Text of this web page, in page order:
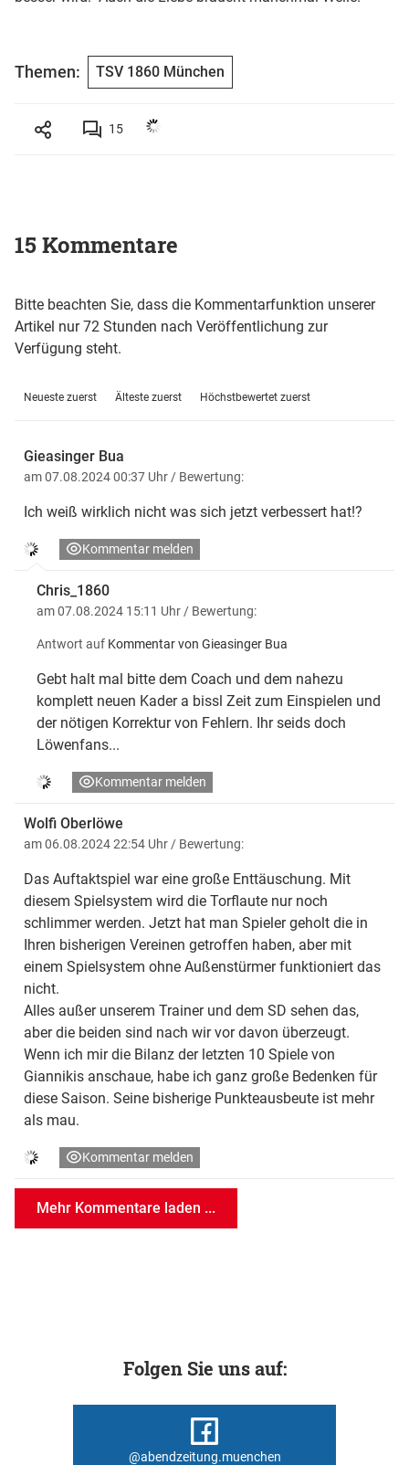
Themen: TSV 1860 München
15
15 Kommentare
Bitte beachten Sie, dass die Kommentarfunktion unserer
Artikel nur 72 Stunden nach Veröffentlichung zur
Verfügung steht.
Neueste zuerst Älteste zuerst Höchstbewertet zuerst
Gieasinger Bua
am 07.08.2024 00:37 Uhr / Bewertung:
Ich weiß wirklich nicht was sich jetzt verbessert hat!?
Kommentar melden
Chris_1860
am 07.08.2024 15:11 Uhr / Bewertung:
Antwort auf Kommentar von Gieasinger Bua
Gebt halt mal bitte dem Coach und dem nahezu
komplett neuen Kader a bissl Zeit zum Einspielen und
der nötigen Korrektur von Fehlern. Ihr seids doch
Löwenfans...
Kommentar melden
Wolfi Oberlöwe
am 06.08.2024 22:54 Uhr / Bewertung:
Das Auftaktspiel war eine große Enttäuschung. Mit
diesem Spielsystem wird die Torflaute nur noch
schlimmer werden. Jetzt hat man Spieler geholt die in
Ihren bisherigen Vereinen getroffen haben, aber mit
einem Spielsystem ohne Außenstürmer funktioniert das
nicht.
Alles außer unserem Trainer und dem SD sehen das,
aber die beiden sind nach wir vor davon überzeugt.
Wenn ich mir die Bilanz der letzten 10 Spiele von
Giannikis anschaue, habe ich ganz große Bedenken für
diese Saison. Seine bisherige Punkteausbeute ist mehr
als mau.
Kommentar melden
Mehr Kommentare laden ...
Folgen Sie uns auf:
@abendzeitung.muenchen